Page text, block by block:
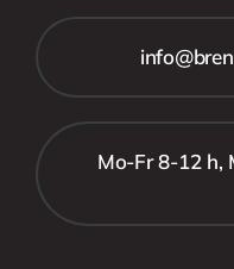
Mo-Fr 8-12 h,